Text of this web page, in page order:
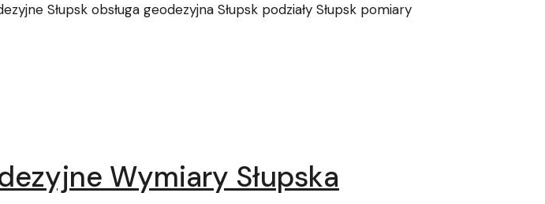
Słupsk obsługa geodezyjna Słupsk podziały Słupsk pomiary
Wymiary Słupska